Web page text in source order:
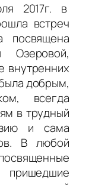
2017г. в
встреч
Озеровой,
внутренних
добрым,
всегда
в трудный
и сама
В любой
пришедшие